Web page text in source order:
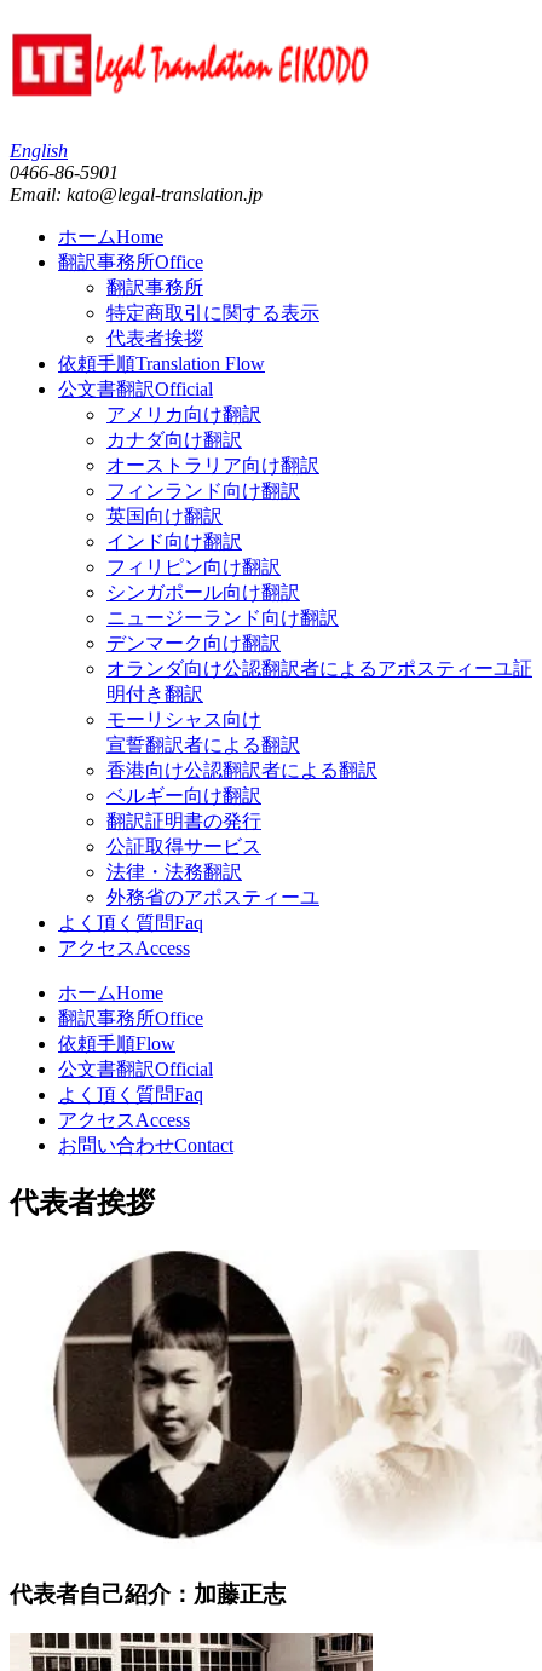
English
0466-86-5901
Email: kato@legal-translation.jp
ホームHome
翻訳事務所Office
翻訳事務所
特定商取引に関する表示
代表者挨拶
依頼手順Translation Flow
公文書翻訳Official
アメリカ向け翻訳
カナダ向け翻訳
オーストラリア向け翻訳
フィンランド向け翻訳
英国向け翻訳
インド向け翻訳
フィリピン向け翻訳
シンガポール向け翻訳
ニュージーランド向け翻訳
デンマーク向け翻訳
オランダ向け公認翻訳者によるアポスティーユ証
明付き翻訳
モーリシャス向け
宣誓翻訳者による翻訳
香港向け公認翻訳者による翻訳
ベルギー向け翻訳
翻訳証明書の発行
公証取得サービス
法律・法務翻訳
外務省のアポスティーユ
よく頂く質問Faq
アクセスAccess
ホームHome
翻訳事務所Office
依頼手順Flow
公文書翻訳Official
よく頂く質問Faq
アクセスAccess
お問い合わせContact
代表者挨拶
代表者自己紹介：加藤正志